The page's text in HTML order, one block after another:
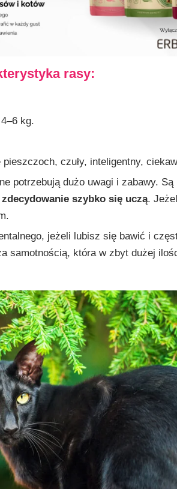
rasy:
kg.
czuły, inteligentny,
potrzebują dużo uwagi i zabawy. Są
zdecydowanie szybko się uczą.
jeżeli lubisz się bawić i
samotnością, która w zbyt dużej